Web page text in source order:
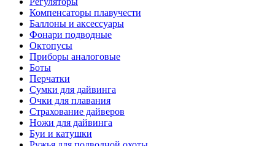
Компенсаторы плавучести
Баллоны и аксессуары
Фонари подводные
Октопусы
Приборы аналоговые
Боты
Перчатки
Сумки для дайвинга
Очки для плавания
Страхование дайверов
Ножи для дайвинга
Буи и катушки